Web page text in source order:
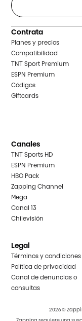
Contrata
Planes y precios
Compatibilidad
TNT Sport Premium
ESPN Premium
Códigos
Giftcards
Canales
TNT Sports HD
ESPN Premium
HBO Pack
Zapping Channel
Mega
Canal 13
Chilevisión
Legal
Términos y condiciones
Política de privacidad
Canal de denuncias o
consultas
2026 ©